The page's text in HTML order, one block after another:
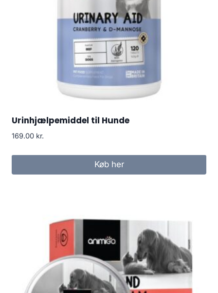
Urinhjælpemiddel til Hunde
169.00 kr.
Køb her